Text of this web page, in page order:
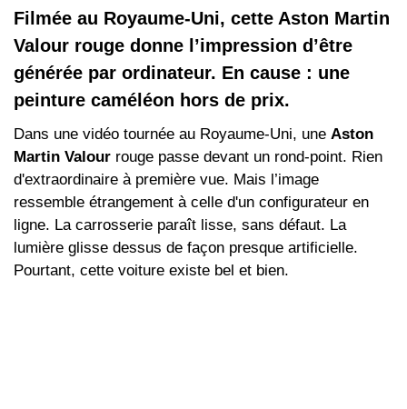
Filmée au Royaume-Uni, cette Aston Martin
Valour rouge donne l’impression d’être
générée par ordinateur. En cause : une
peinture caméléon hors de prix.
Dans une vidéo tournée au Royaume‑Uni, une Aston
Martin Valour rouge passe devant un rond‑point. Rien
d'extraordinaire à première vue. Mais l’image
ressemble étrangement à celle d'un configurateur en
ligne. La carrosserie paraît lisse, sans défaut. La
lumière glisse dessus de façon presque artificielle.
Pourtant, cette voiture existe bel et bien.